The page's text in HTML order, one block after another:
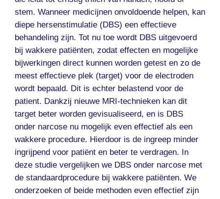
stem. Wanneer medicijnen onvoldoende helpen, kan
diepe hersenstimulatie (DBS) een effectieve
behandeling zijn. Tot nu toe wordt DBS uitgevoerd
bij wakkere patiënten, zodat effecten en mogelijke
bijwerkingen direct kunnen worden getest en zo de
meest effectieve plek (target) voor de electroden
wordt bepaald. Dit is echter belastend voor de
patient. Dankzij nieuwe MRI-technieken kan dit
target beter worden gevisualiseerd, en is DBS
onder narcose nu mogelijk even effectief als een
wakkere procedure. Hierdoor is de ingreep minder
ingrijpend voor patiënt en beter te verdragen. In
deze studie vergelijken we DBS onder narcose met
de standaardprocedure bij wakkere patiënten. We
onderzoeken of beide methoden even effectief zijn